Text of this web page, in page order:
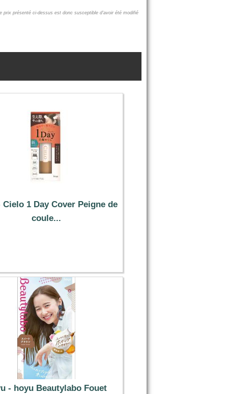
prix présenté ci-dessus est donc susceptible d'avoir été modifié
Cielo 1 Day Cover Peigne de
coule...
- hoyu Beautylabo Fouet